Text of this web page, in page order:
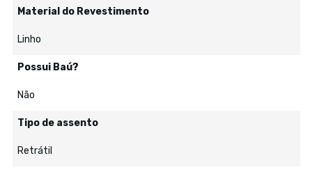
Material do Revestimento
Linho
Possui Baú?
Não
Tipo de assento
Retrátil